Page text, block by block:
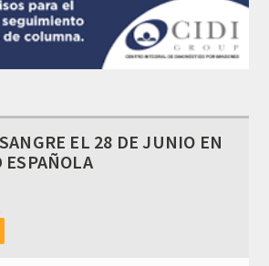
EL 28 DE JUNIO EN
ESPAÑOLA